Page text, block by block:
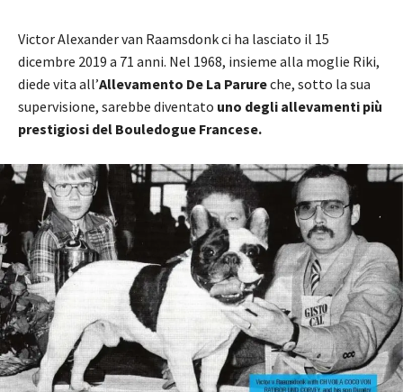
Victor Alexander van Raamsdonk ci ha lasciato il 15
dicembre 2019 a 71 anni. Nel 1968, insieme alla moglie Riki,
diede vita all’Allevamento De La Parureche, sotto la sua
supervisione, sarebbe diventato uno degli allevamenti più
prestigiosi del Bouledogue Francese.